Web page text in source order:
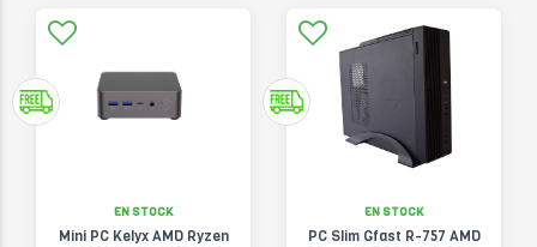
EN STOCK
Mini PC Kelyx AMD Ryzen
EN STOCK
PC Slim Gfast R-757 AMD